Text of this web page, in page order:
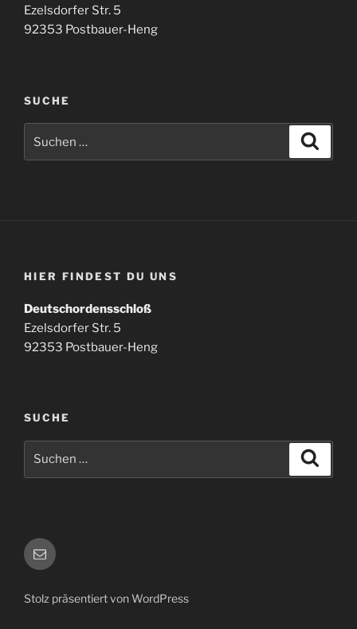
Ezelsdorfer Str. 5
92353 Postbauer-Heng
SUCHE
nach:
HIER FINDEST DU UNS
Deutschordensschloß
Ezelsdorfer Str. 5
92353 Postbauer-Heng
SUCHE
E-
Mail
Stolz präsentiert von WordPress